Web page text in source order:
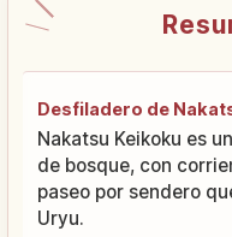
Desfiladero de
Nakatsu Keikoku es
de bosque, con
paseo por sendero
Uryu.